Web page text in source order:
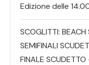
Edizione delle
SCOGLITTI: BEACH
SEMIFINALI
FINALE